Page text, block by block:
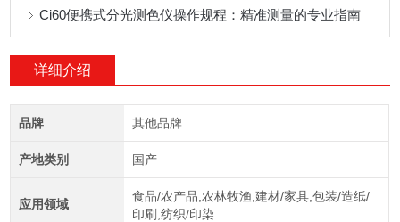
Ci60便携式分光测色仪操作规程：精准测量的专业指南
详细介绍
品牌 其他品牌
产地类别 国产
应用领域
食品/农产品,农林牧渔,建材/家具,包装/造纸/
印刷,纺织/印染